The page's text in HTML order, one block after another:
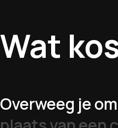
Wat
Overweeg je